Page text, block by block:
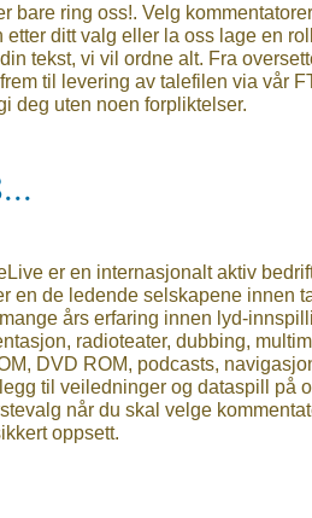
bare ring oss!. Velg
etter ditt valg eller la oss lage en
tekst, vi vil ordne alt. Fra
til levering av talefilen via vår
deg uten noen forpliktelser.
er en internasjonalt aktiv
en de ledende selskapene innen
års erfaring innen lyd-
radioteater, dubbing,
DVD ROM, podcasts,
til veiledninger og dataspill på
når du skal velge
oppsett.